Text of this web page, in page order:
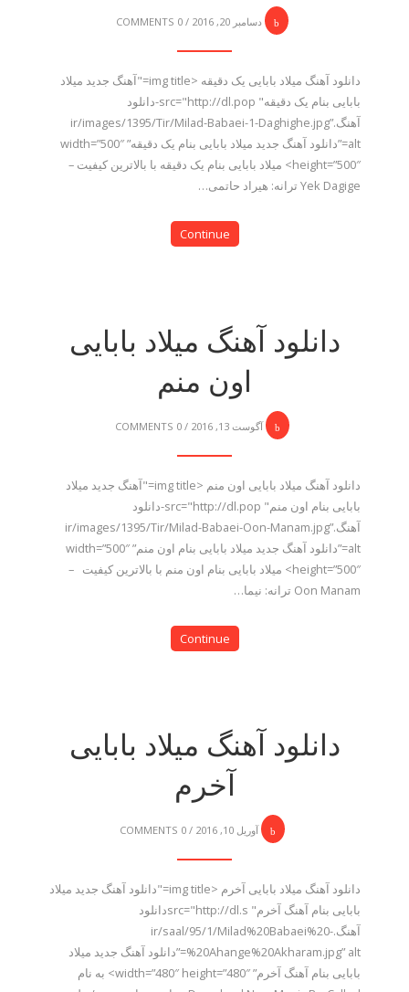
دسامبر 20, 2016 /
0 COMMENTS
دانلود آهنگ میلاد بابایی یک دقیقه <img title="آهنگ جدید میلاد
بابایی بنام یک دقیقه" src="http://dl.pop-دانلود
آهنگ.ir/images/1395/Tir/Milad-Babaei-1-Daghighe.jpg”
alt=”دانلود آهنگ جدید میلاد بابایی بنام یک دقیقه” width=”500″
height=”500″> میلاد بابایی بنام یک دقیقه با بالاترین کیفیت –
Yek Dagige ترانه: هیراد حاتمی…
Continue
دانلود آهنگ میلاد بابایی
اون منم
آگوست 13, 2016 /
0 COMMENTS
دانلود آهنگ میلاد بابایی اون منم <img title="آهنگ جدید میلاد
بابایی بنام اون منم" src="http://dl.pop-دانلود
آهنگ.ir/images/1395/Tir/Milad-Babaei-Oon-Manam.jpg”
alt=”دانلود آهنگ جدید میلاد بابایی بنام اون منم” width=”500″
height=”500″> میلاد بابایی بنام اون منم با بالاترین کیفیت –
Oon Manam ترانه: نیما…
Continue
دانلود آهنگ میلاد بابایی
آخرم
آوریل 10, 2016 /
0 COMMENTS
دانلود آهنگ میلاد بابایی آخرم <img title="دانلود آهنگ جدید میلاد
بابایی بنام آهنگ آخرم" src="http://dl.sدانلود
آهنگ.ir/saal/95/1/Milad%20Babaei%20-
%20Ahange%20Akharam.jpg” alt=”دانلود آهنگ جدید میلاد
بابایی بنام آهنگ آخرم” width=”480″ height=”480″> به نام